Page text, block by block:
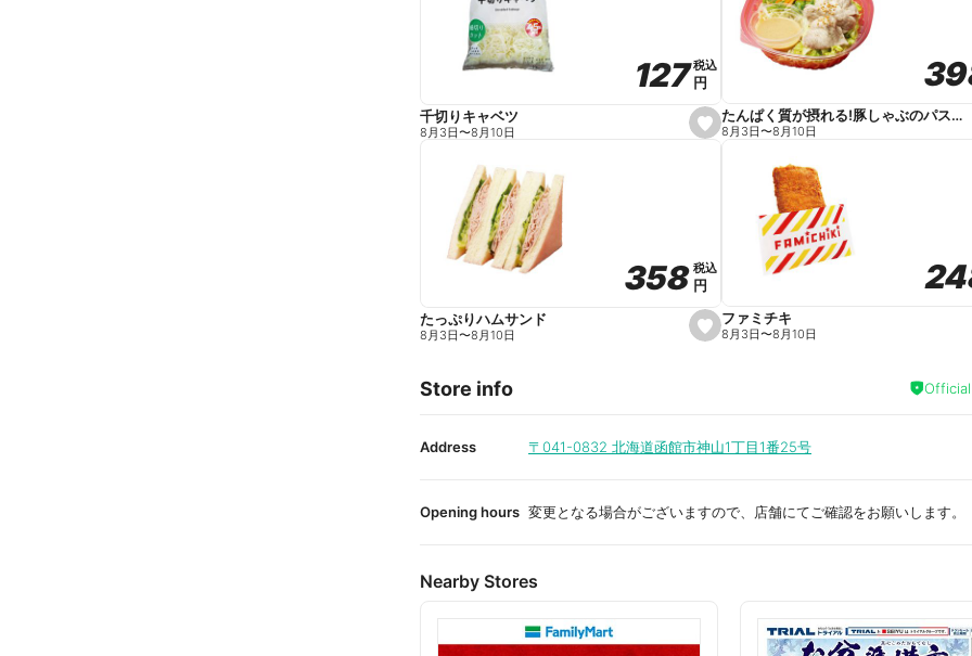
e
s
e
e
127
127税込
税込
円
円
千切りキャベツ
8月3日〜8月10日
たんぱく質が摂れる!豚しゃぶのパスタサラダ
8月3日〜8月10日
s
e
i
t
358
358税込
税込
円
円
たっぷりハムサンド
8月3日〜8月10日
ファミチキ
8月3日〜8月10日
Store info
Address 〒041-0832 北海道函館市神山1丁目1番25号
Opening hours 変更となる場合がございますので、店舗にてご確認をお願いします。
Nearby Stores